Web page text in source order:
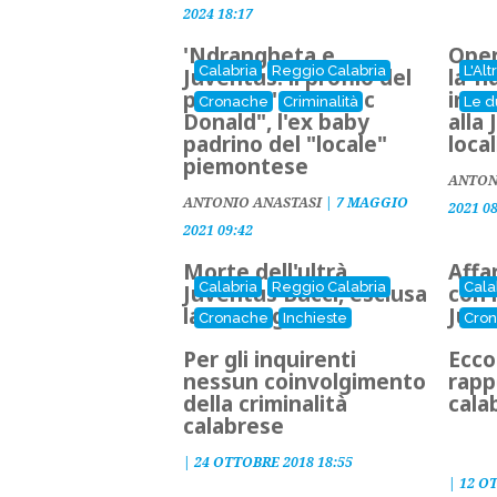
2024 18:17
Calabria
Reggio Calabria
Cronache
Criminalità
'Ndrangheta e
Juventus: il profilo del
pentito "Cicciu Mc
Donald", l'ex baby
padrino del "locale"
piemontese
ANTONIO ANASTASI| 7 MAGGIO
2021 09:42
Le
la
in
alla
2021
Calabria
Reggio Calabria
Cronache
Inchieste
Morte dell'ultrà
Juventus Bucci, esclusa
la 'ndrangheta
Per gli inquirenti
nessun coinvolgimento
della criminalità
calabrese
| 24 OTTOBRE 2018 18:55
con
|12